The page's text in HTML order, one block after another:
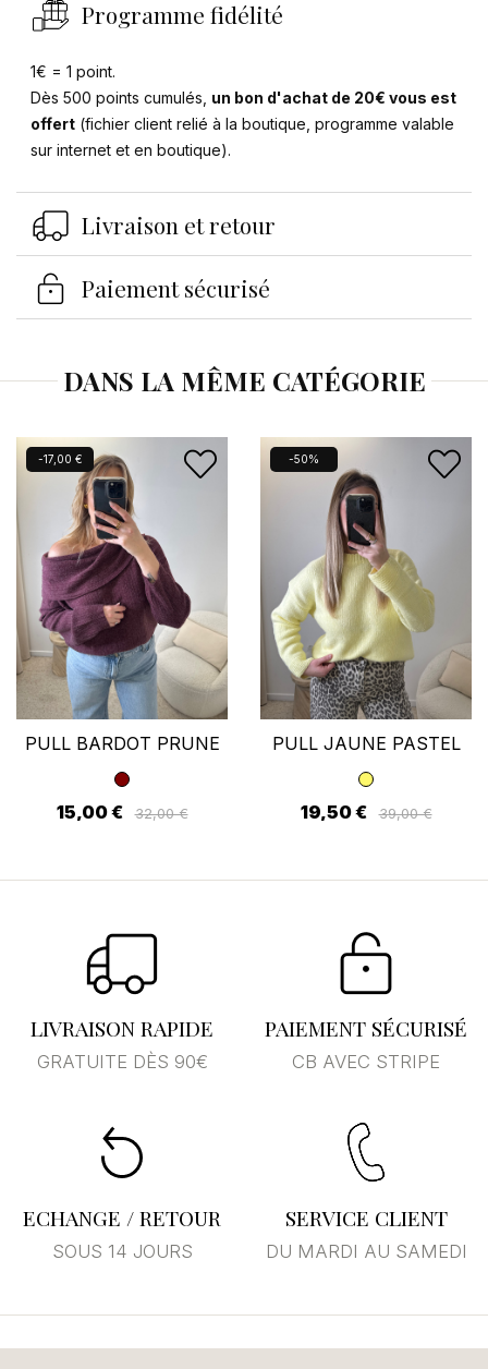
Programme fidélité
1€ = 1 point.
Dès 500 points cumulés, un bon d'achat de 20€ vous est
offert(fichier client relié à la boutique, programme valable
sur internet et en boutique).
Livraison et retour
Paiement sécurisé
DANS LA MÊME CATÉGORIE
-17,00 €
PULL BARDOT PRUNE
15,00 € 32,00 €
-50%
PULL JAUNE PASTEL
19,50 € 39,00 €
LIVRAISON RAPIDE
GRATUITE DÈS 90€
PAIEMENT SÉCURISÉ
CB AVEC STRIPE
ECHANGE / RETOUR
SOUS 14 JOURS
SERVICE CLIENT
DU MARDI AU SAMEDI
Se connecter
Vous devez être connecté pour enregistrer des
produits dans votre liste d'envies.